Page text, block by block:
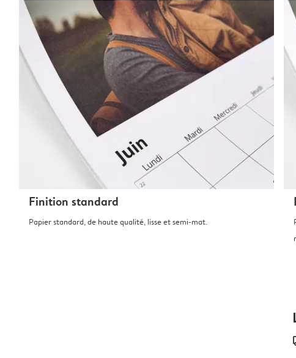
Finition standard
Papier standard, de haute qualité, lisse et semi-mat.